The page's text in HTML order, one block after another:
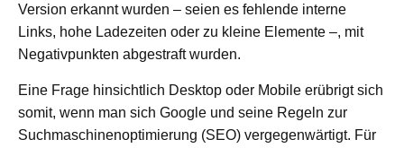
Version erkannt wurden – seien es fehlende interne
Links, hohe Ladezeiten oder zu kleine Elemente –, mit
Negativpunkten abgestraft wurden.
Eine Frage hinsichtlich Desktop oder Mobile erübrigt sich
somit, wenn man sich Google und seine Regeln zur
Suchmaschinenoptimierung (SEO) vergegenwärtigt. Für